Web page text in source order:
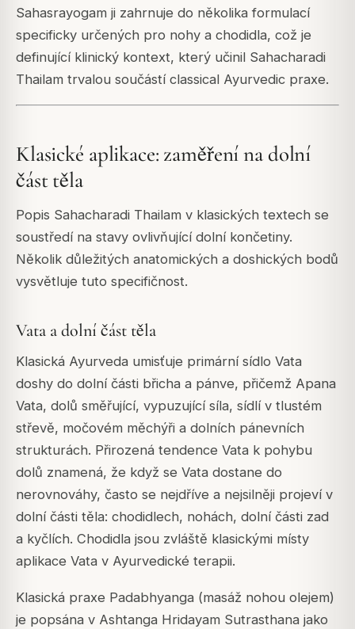
Sahasrayogam ji zahrnuje do několika formulací
specificky určených pro nohy a chodidla, což je
definující klinický kontext, který učinil Sahacharadi
Thailam trvalou součástí classical Ayurvedic praxe.
Klasické aplikace: zaměření na dolní
část těla
Popis Sahacharadi Thailam v klasických textech se
soustředí na stavy ovlivňující dolní končetiny.
Několik důležitých anatomických a doshických bodů
vysvětluje tuto specifičnost.
Vata a dolní část těla
Klasická Ayurveda umisťuje primární sídlo Vata
doshy do dolní části břicha a pánve, přičemž Apana
Vata, dolů směřující, vypuzující síla, sídlí v tlustém
střevě, močovém měchýři a dolních pánevních
strukturách. Přirozená tendence Vata k pohybu
dolů znamená, že když se Vata dostane do
nerovnováhy, často se nejdříve a nejsilněji projeví v
dolní části těla: chodidlech, nohách, dolní části zad
a kyčlích. Chodidla jsou zvláště klasickými místy
aplikace Vata v Ayurvedické terapii.
Klasická praxe Padabhyanga (masáž nohou olejem)
je popsána v Ashtanga Hridayam Sutrasthana jako